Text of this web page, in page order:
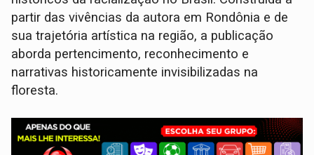
partir das vivências da autora em Rondônia e de
sua trajetória artística na região, a publicação
aborda pertencimento, reconhecimento e
narrativas historicamente invisibilizadas na
floresta.